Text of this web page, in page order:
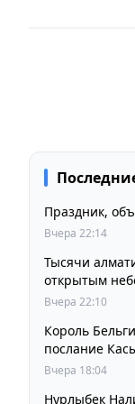
Праздник,
Вчера 22:14
Тысячи
открытым
Вчера 22:10
Король
послание
Вчера 18:04
Нурлыбек